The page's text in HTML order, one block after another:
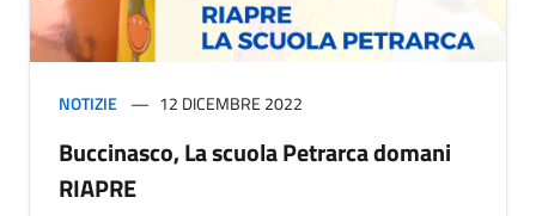
NOTIZIE 12 DICEMBRE 2022
Buccinasco, La scuola Petrarca domani
RIAPRE